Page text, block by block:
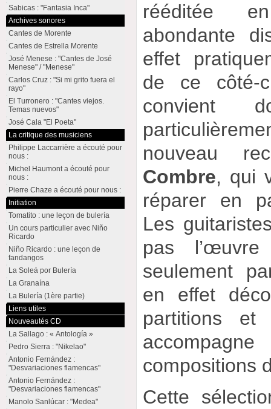
rééditée
abondante
effet
de ce côté-
convient
nouveau
Combre, qui
réparer en
Les
pas
seulement
en effet
partitions
compositions
Cette
Sabicas : "Fantasia Inca"
Archives sonores
Cantes de Morente
Cantes de Estrella Morente
José Menese : "Cantes de José
Menese" / "Menese"
Carlos Cruz : "Si mi grito fuera el
rayo"
El Turronero : "Cantes viejos.
Temas nuevos"
José Cala "El Poeta"
La critique des musiciens
Philippe Laccarrière a écouté pour
nous :
Michel Haumont a écouté pour
nous :
Pierre Chaze a écouté pour nous :
Initiation
Tomatito : une leçon de bulería
Un cours particulier avec Niño
Ricardo
Niño Ricardo : une leçon de
fandangos
La Soleá por Bulería
La Granaína
La Bulería (1ère partie)
Liens utiles
Nouveautés CD
La Sallago : « Antología »
Pedro Sierra : "Nikelao"
Antonio Fernández :
"Desvariaciones flamencas"
Antonio Fernández :
"Desvariaciones flamencas"
Manolo Sanlúcar : "Medea"